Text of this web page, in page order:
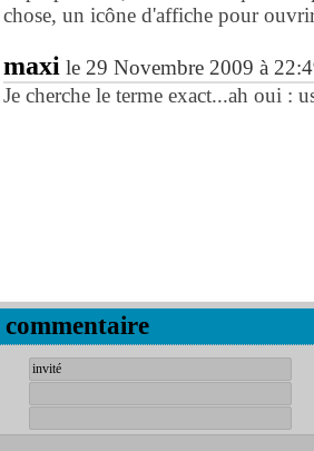
chose, un icône d'affiche pour
maxi le 29 Novembre 2009 à
Je cherche le terme exact...ah oui :